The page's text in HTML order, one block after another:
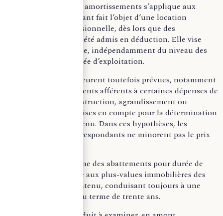
La réintégration des amortissements s’applique aux
cessions de biens ayant fait l’objet d’une location
meublée non professionnelle, dès lors que des
amortissements ont été admis en déduction. Elle vise
l’immeuble lui-même, indépendamment du niveau des
recettes ou de la durée d’exploitation.
Des exceptions demeurent toutefois prévues, notamment
pour les amortissements afférents à certaines dépenses de
construction, reconstruction, agrandissement ou
amélioration déjà prises en compte pour la détermination
de l’impôt sur le revenu. Dans ces hypothèses, les
amortissements correspondants ne minorent pas le prix
En parallèle, le régime des abattements pour durée de
détention applicable aux plus-values immobilières des
particuliers est maintenu, conduisant toujours à une
exonération totale au terme de trente ans.